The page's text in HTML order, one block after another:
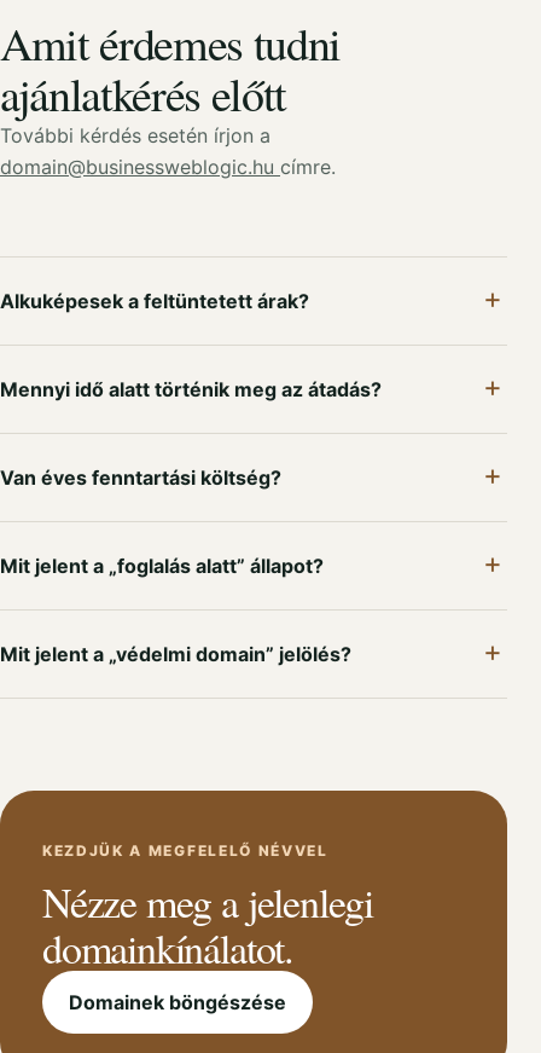
Amit érdemes tudni
ajánlatkérés előtt
További kérdés esetén írjon a
domain@businessweblogic.hu címre.
Alkuképesek a feltüntetett árak?
Mennyi idő alatt történik meg az átadás?
Van éves fenntartási költség?
Mit jelent a „foglalás alatt” állapot?
Mit jelent a „védelmi domain” jelölés?
KEZDJÜK A MEGFELELŐ NÉVVEL
Nézze meg a jelenlegi
domainkínálatot.
Domainek böngészése